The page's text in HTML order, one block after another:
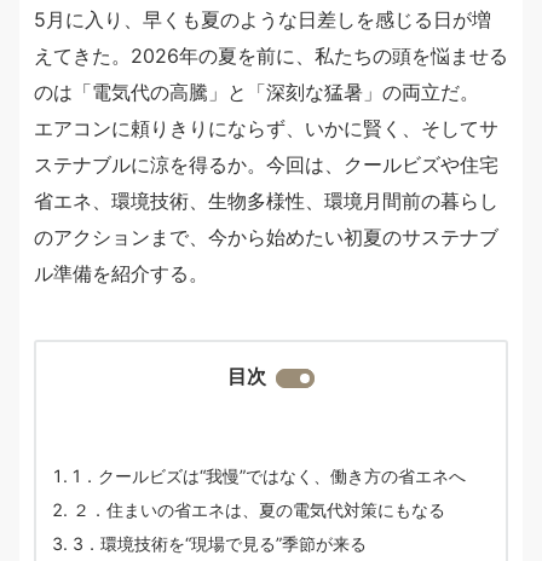
5月に入り、早くも夏のような日差しを感じる日が増
えてきた。2026年の夏を前に、私たちの頭を悩ませる
のは「電気代の高騰」と「深刻な猛暑」の両立だ。
エアコンに頼りきりにならず、いかに賢く、そしてサ
ステナブルに涼を得るか。今回は、クールビズや住宅
省エネ、環境技術、生物多様性、環境月間前の暮らし
のアクションまで、今から始めたい初夏のサステナブ
ル準備を紹介する。
目次
1．クールビズは“我慢”ではなく、働き方の省エネへ
２．住まいの省エネは、夏の電気代対策にもなる
3．環境技術を“現場で見る”季節が来る